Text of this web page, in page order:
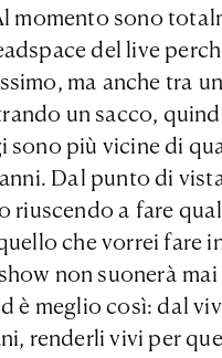
momento sono
del live
ma anche tra
un sacco,
sono più vicine di
Dal punto di
riuscendo a fare
che vorrei fare
non suonerà
è meglio così: dal
renderli vivi per